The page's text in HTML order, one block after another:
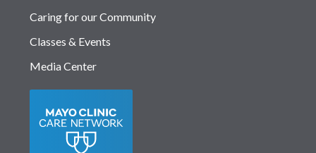
Caring for our Community
Classes & Events
Media Center